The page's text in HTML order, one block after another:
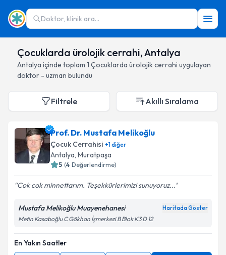
Doktor, klinik ara...
Çocuklarda ürolojik cerrahi, Antalya
Antalya içinde toplam 1 Çocuklarda ürolojik cerrahi uygulayan
doktor - uzman bulundu
Filtrele Akıllı Sıralama
Prof. Dr. Mustafa Melikoğlu
Çocuk Cerrahisi +1diğer
Antalya, Muratpaşa
5 (4 Değerlendirme)
Cok cok minnettarım. Teşekkürlerimizi sunuyoruz...
Mustafa Melikoğlu Muayenehanesi Haritada Göster
Metin Kasaboğlu C Gökhan İşmerkezi B Blok K3 D 12
En Yakın Saatler